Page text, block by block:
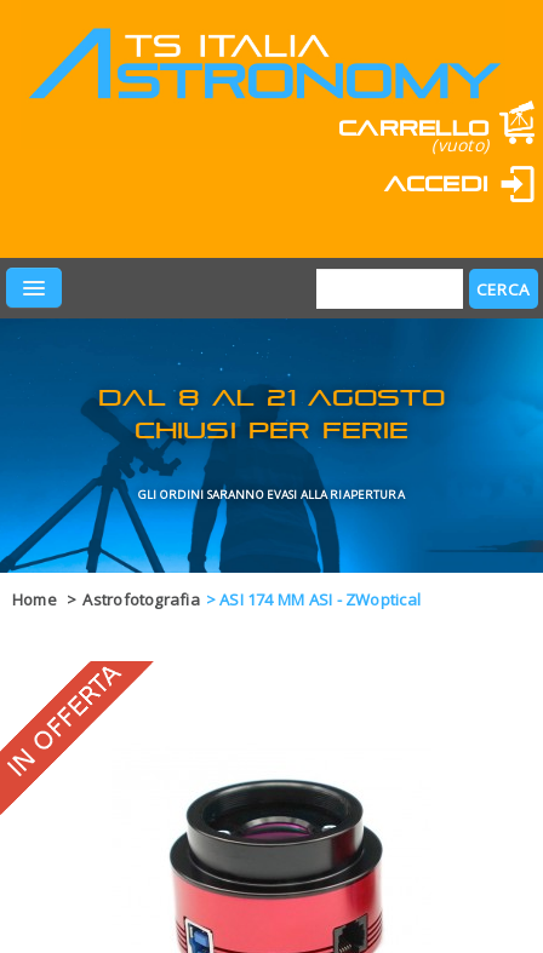
Carrello
(vuoto)
Accedi
PRODOTTI
LEARN & FUN
MARCHI
OFFERTE
ENTI E PA
CONTATTI
GLI ORDINI SARANNO EVASI
Home > Astrofotografia >ASI 174 MM ASI - ZWoptical